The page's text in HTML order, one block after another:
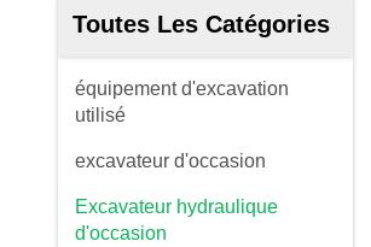
Toutes Les Catégories
équipement d'excavation
utilisé
excavateur d'occasion
Excavateur hydraulique
d'occasion